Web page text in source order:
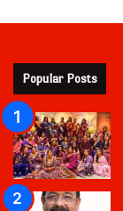
Popular Posts